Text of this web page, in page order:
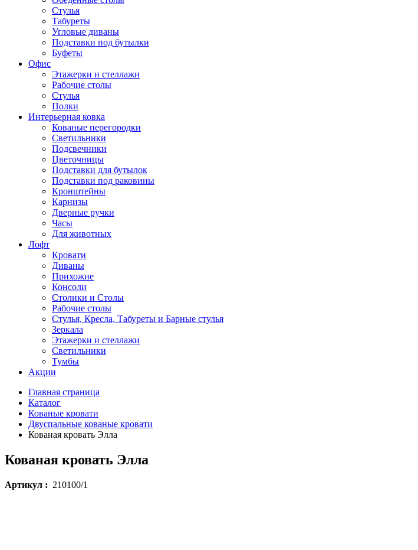
Стулья
Табуреты
Угловые диваны
Подставки под бутылки
Буфеты
Офис
Этажерки и стеллажи
Рабочие столы
Стулья
Полки
Интерьерная ковка
Кованые перегородки
Светильники
Подсвечники
Цветочницы
Подставки для бутылок
Подставки под раковины
Кронштейны
Карнизы
Дверные ручки
Часы
Для животных
Лофт
Кровати
Диваны
Прихожие
Консоли
Столики и Столы
Рабочие столы
Стулья, Кресла, Табуреты и Барные стулья
Зеркала
Этажерки и стеллажи
Светильники
Тумбы
Акции
Главная страница
Каталог
Кованые кровати
Двуспальные кованые кровати
Кованая кровать Элла
Кованая кровать Элла
Артикул : 210100/1